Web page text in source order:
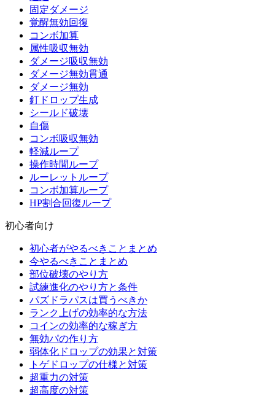
固定ダメージ
覚醒無効回復
コンボ加算
属性吸収無効
ダメージ吸収無効
ダメージ無効貫通
ダメージ無効
釘ドロップ生成
シールド破壊
自傷
コンボ吸収無効
軽減ループ
操作時間ループ
ルーレットループ
コンボ加算ループ
HP割合回復ループ
初心者向け
初心者がやるべきことまとめ
今やるべきことまとめ
部位破壊のやり方
試練進化のやり方と条件
パズドラパスは買うべきか
ランク上げの効率的な方法
コインの効率的な稼ぎ方
無効パの作り方
弱体化ドロップの効果と対策
トゲドロップの仕様と対策
超重力の対策
超高度の対策